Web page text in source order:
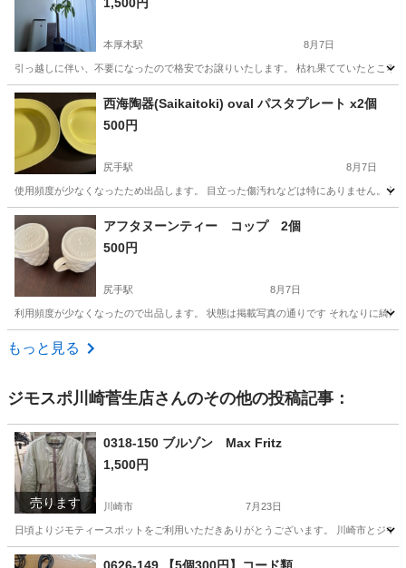
本厚木駅 8月7日
引っ越しに伴い、不要になったので格安でお譲りいたします。 枯れ果てていたとこ
神奈川 厚木市 本厚木駅 パキラ
西海陶器(Saikaitoki) oval パスタプレート x2個
500円
尻手駅 8月7日
使用頻度が少なくなったため出品します。 目立った傷汚れなどは特にありません。
神奈川 川崎市 尻手駅
アフタヌーンティー コップ 2個
500円
尻手駅 8月7日
利用頻度が少なくなったので出品します。 状態は掲載写真の通りです それなりに綺
神奈川 川崎市
もっと見る
ジモスポ川崎菅生店さんのその他の投稿記事：
売ります
0318-150 ブルゾン Max Fritz
1,500円
川崎市 7月23日
日頃よりジモティースポットをご利用いただきありがとうございます。 川崎市とジ
神奈川 川崎市 服/ファッション リユース